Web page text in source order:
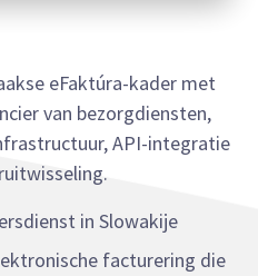
eFaktúra-kader met
van bezorgdiensten,
API-integratie
in Slowakije
facturering die